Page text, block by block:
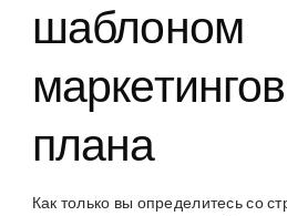
шаблоном
плана
Как только вы определитесь со